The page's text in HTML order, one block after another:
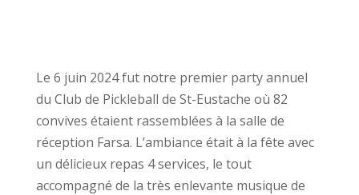
Le 6 juin 2024 fut notre premier party annuel
du Club de Pickleball de St-Eustache où 82
convives étaient rassemblées à la salle de
réception Farsa. L’ambiance était à la fête avec
un délicieux repas 4 services, le tout
accompagné de la très enlevante musique de